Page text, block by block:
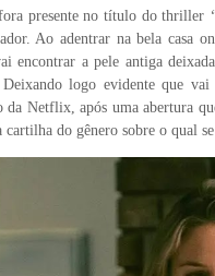
presente no título do thriller
Ao adentrar na bela casa
a pele antiga
logo evidente que
Netflix, após uma abertura
do gênero sobre o qual